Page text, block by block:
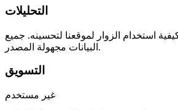
التحليلات
استخدام الزوار لموقعنا لتحسينه. جميع
البيانات مجهولة المصدر.
التسويق
غير مستخدم